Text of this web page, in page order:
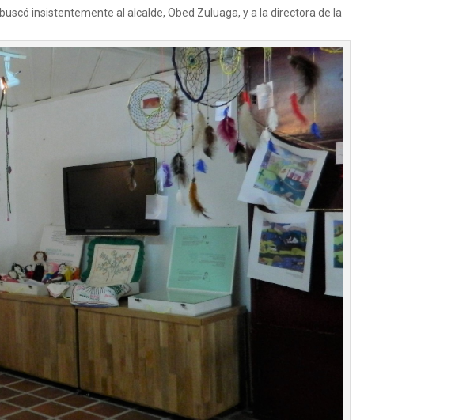
buscó insistentemente al alcalde, Obed Zuluaga, y a la directora de la